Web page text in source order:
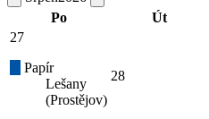
Po
Út
27
Papír
Lešany
(Prostějov)
28